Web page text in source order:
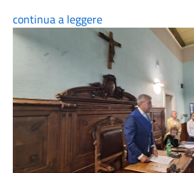
continua a leggere